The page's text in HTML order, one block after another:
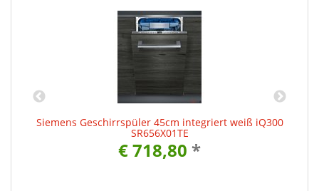
Siemens Geschirrspüler 45cm integriert weiß iQ300
SR656X01TE
€ 718,80 *